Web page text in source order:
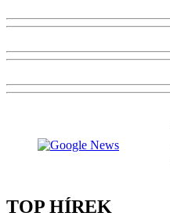
TOP HÍREK